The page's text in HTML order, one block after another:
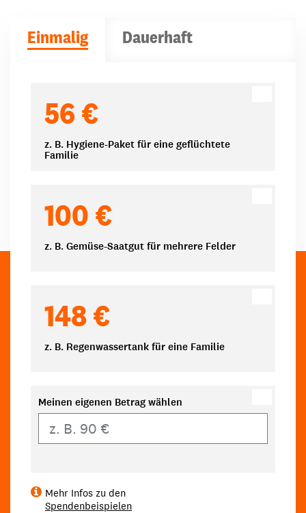
Einmalig Dauerhaft
56 €
z. B. Hygiene-Paket für eine geflüchtete
Familie
100 €
z. B. Gemüse-Saatgut für mehrere Felder
148 €
z. B. Regenwassertank für eine Familie
Meinen eigenen Betrag wählen
Mehr Infos zu den
Spendenbeispielen